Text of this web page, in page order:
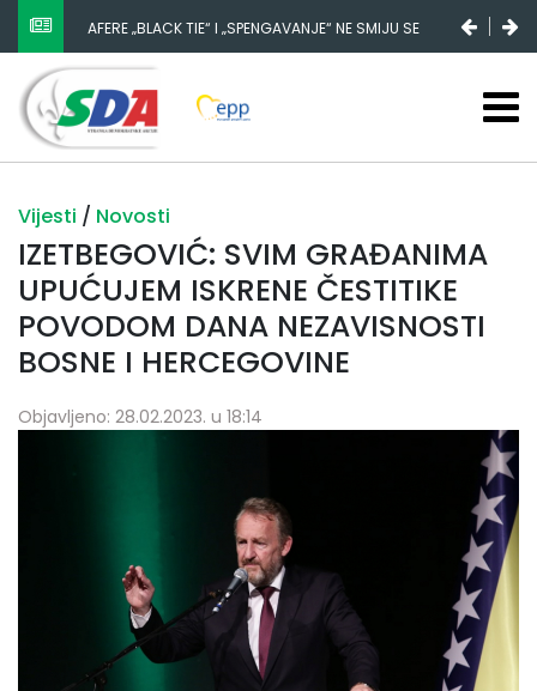
AFERE „BLACK TIE“ I „SPENGAVANJE“ NE SMIJU SE
ZATAŠKATI
Vijesti / Novosti
IZETBEGOVIĆ: SVIM GRAĐANIMA
UPUĆUJEM ISKRENE ČESTITIKE
POVODOM DANA NEZAVISNOSTI
BOSNE I HERCEGOVINE
Objavljeno: 28.02.2023. u 18:14